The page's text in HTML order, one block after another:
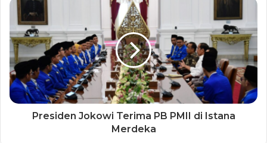
Presiden Jokowi Terima PB PMII di Istana
Merdeka